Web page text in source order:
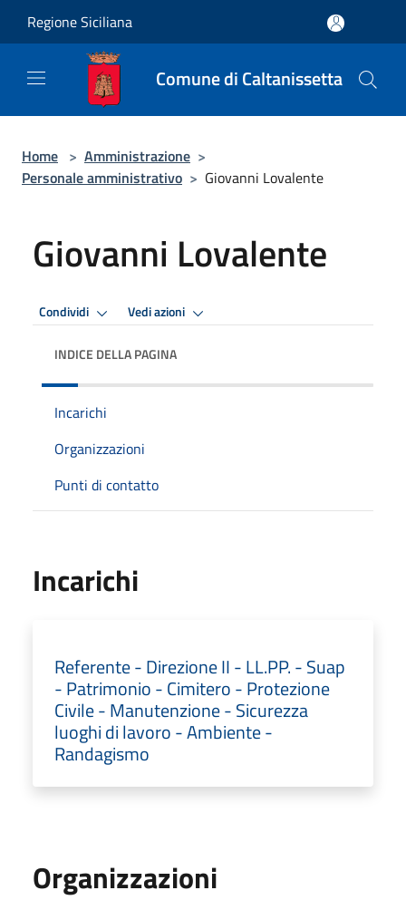
Regione Siciliana
Comune di Caltanissetta
Home > Amministrazione >
Personale amministrativo > Giovanni Lovalente
Giovanni Lovalente
Condividi Vedi azioni
INDICE DELLA PAGINA
Incarichi
Organizzazioni
Punti di contatto
Incarichi
Referente - Direzione II - LL.PP. - Suap
- Patrimonio - Cimitero - Protezione
Civile - Manutenzione - Sicurezza
luoghi di lavoro - Ambiente -
Randagismo
Organizzazioni